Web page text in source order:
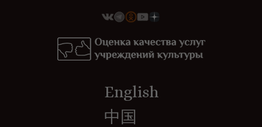
English
中国